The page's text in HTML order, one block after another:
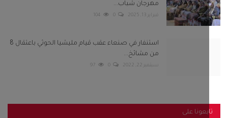
مهرجان شباب...
فبراير 13, 2025 0
104
استنفار في صنعاء عقب قيام مليشيا الحوثي باعتقال 8
من مشائخ...
0
97
على